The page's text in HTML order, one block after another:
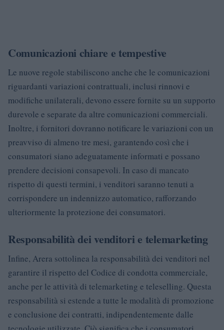
Comunicazioni chiare e tempestive
Le nuove regole stabiliscono anche che le comunicazioni
riguardanti variazioni contrattuali, inclusi rinnovi e
modifiche unilaterali, devono essere fornite su un supporto
durevole e separate da altre comunicazioni commerciali.
Inoltre, i fornitori dovranno notificare le variazioni con un
preavviso di almeno tre mesi, garantendo così che i
consumatori siano adeguatamente informati e possano
prendere decisioni consapevoli. In caso di mancato
rispetto di questi termini, i venditori saranno tenuti a
corrispondere un indennizzo automatico, rafforzando
ulteriormente la protezione dei consumatori.
Responsabilità dei venditori e telemarketing
Infine, Arera sottolinea la responsabilità dei venditori nel
garantire il rispetto del Codice di condotta commerciale,
anche per le attività di telemarketing e teleselling. Questa
responsabilità si estende a tutte le modalità di promozione
e conclusione dei contratti, indipendentemente dalle